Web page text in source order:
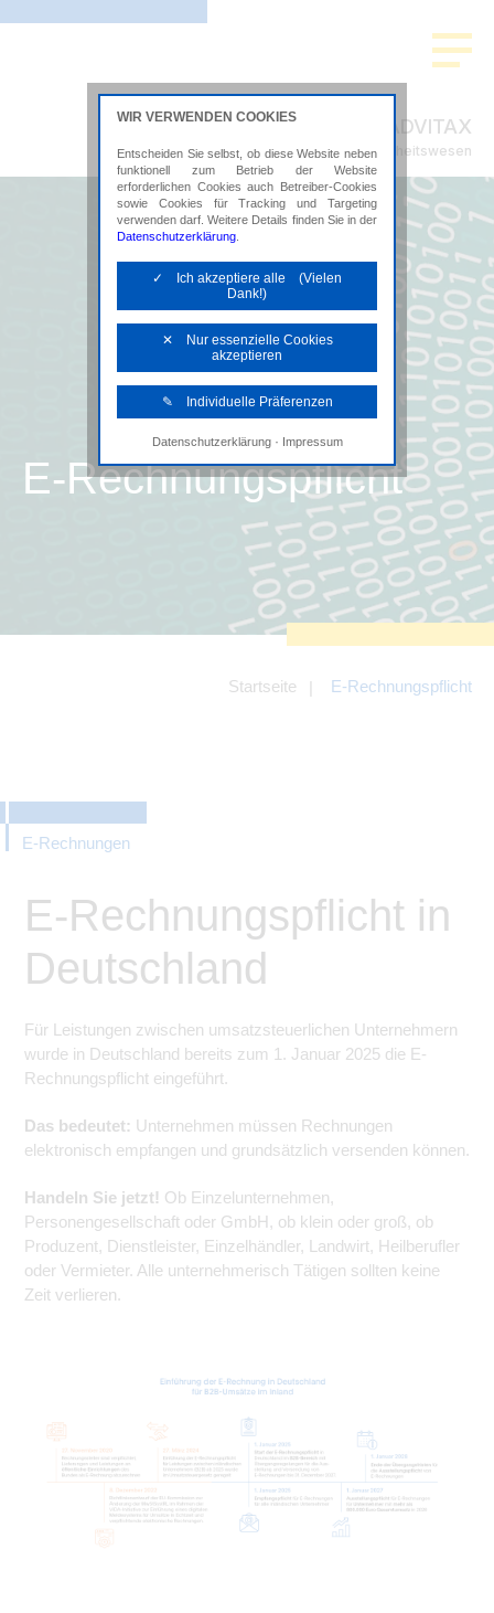
ADVITAX
Steuerberatung im Gesundheitswesen
E-Rechnungspflicht
Startseite E-Rechnungspflicht
E-Rechnungen
E-Rechnungspflicht in
Deutschland
Für Leistungen zwischen umsatzsteuerlichen Unternehmern
wurde in Deutschland bereits zum 1. Januar 2025 die E-
Rechnungspflicht eingeführt.
Das bedeutet: Unternehmen müssen Rechnungen
elektronisch empfangen und grundsätzlich versenden können.
Handeln Sie jetzt! Ob Einzelunternehmen,
Personengesellschaft oder GmbH, ob klein oder groß, ob
Produzent, Dienstleister, Einzelhändler, Landwirt, Heilberufler
oder Vermieter. Alle unternehmerisch Tätigen sollten keine
Zeit verlieren.
WIR VERWENDEN COOKIES
Entscheiden Sie selbst, ob diese Website neben
funktionell zum Betrieb der Website
erforderlichen Cookies auch Betreiber-Cookies
sowie Cookies für Tracking und Targeting
verwenden darf. Weitere Details finden Sie in der
Datenschutzerklärung
✓ Ich akzeptiere alle (Vielen
Dank!)
✕ Nur essenzielle Cookies
akzeptieren
✎ Individuelle Präferenzen
Notwendige Cookies
Diese Cookies sind erforderlich, um die
grundlegende Funktionalität der Website
Tracking- und Targeting-Cookies
Diese Cookies sind erforderlich, um
unsere Website auf Ihre Bedürfnisse hin
zu optimieren. Hierzu gehört eine
bedarfsgerechte Gestaltung und
fortlaufende Verbesserung unseres
Angebotes einschließlich der
Angeboten von z.B. Facebook und
Datenschutzerklärung· Impressum